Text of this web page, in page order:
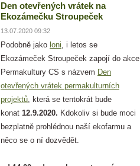
Den otevřených vrátek na
Ekozámečku Stroupeček
13.07.2020 09:32
Podobně jako loni, i letos se
Ekozámeček Stroupeček zapojí do akce
Permakultury CS s názvem Den
otevřených vrátek permakulturních
projektů, která se tentokrát bude
konat 12.9.2020. Kdokoliv si bude moci
bezplatně prohlédnou naší ekofarmu a
něco se o ní dozvědět.